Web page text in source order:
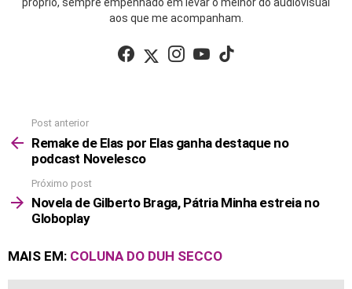
aos que me acompanham.
facebooktwitterinstagramyoutube
more
Post anterior
Remake de Elas por Elas ganha destaque no
podcast Novelesco
Próximo post
Novela de Gilberto Braga, Pátria Minha estreia no
Globoplay
MAIS EM: COLUNA DO DUH SECCO